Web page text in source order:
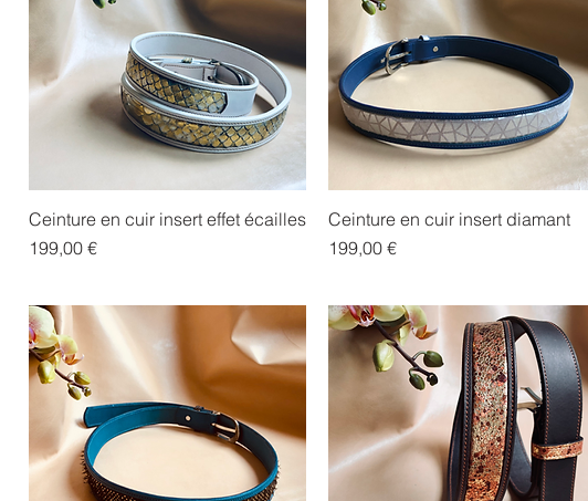
Ceinture en cuir insert effet écailles
Prix
199,00 €
Ceinture en cuir insert diamant
Prix
199,00 €